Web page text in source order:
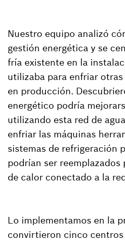
Nuestro equipo analizó
gestión energética y se
fría existente en la
utilizaba para enfriar
en producción.
energético podría
utilizando esta red de
enfriar las máquinas
sistemas de refrigeración
podrían ser
de calor conectado a la
Lo implementamos en la
convirtieron cinco centros